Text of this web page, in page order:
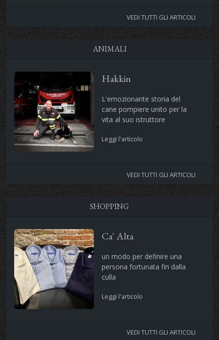
VEDI TUTTI GLI ARTICOLI
ANIMALI
Hakkin
L'emozionante storia del
cane pompiere unito per la
vita al suo istruttore
Leggi l'articolo
VEDI TUTTI GLI ARTICOLI
SHOPPING
Ca' Alta
un modo per definire una
persona fortunata fin dalla
culla
Leggi l'articolo
VEDI TUTTI GLI ARTICOLI